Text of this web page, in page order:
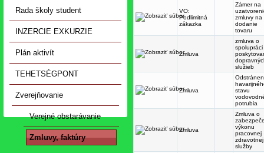
Rada školy student
INZERCIE EXKURZIE
Plán aktivít
TEHETSÉGPONT
Zverejňovanie
Verejné obstarávanie
Zmluvy, faktúry
VO:
Podlimitná
zákazka
Zámer na
zmluvy na
dodanie
tovaru
Zmluva
zmluva o
spolupráci
služieb
Zmluva
stavu
potrubia
Zmluva
Zmluva o
výkonu
pracovnej
zdravotnej
služby